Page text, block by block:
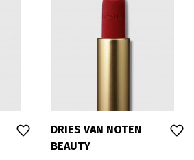
DRIES VAN NOTEN
BEAUTY